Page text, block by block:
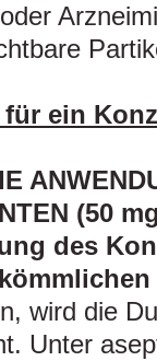
ein
(50
des
wird die
Unter